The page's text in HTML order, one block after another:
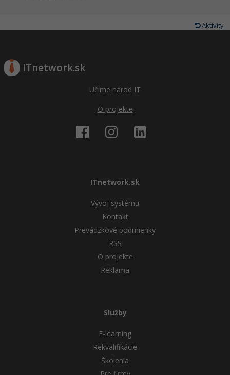
Aktivity
ITnetwork.sk
Učíme národ IT
O projekte
ITnetwork.sk
Vývoj systému
Kontakt
Prevádzkové podmienky
RSS
O projekte
Reklama
Služby
E-learning
Rekvalifikácie
Školenia